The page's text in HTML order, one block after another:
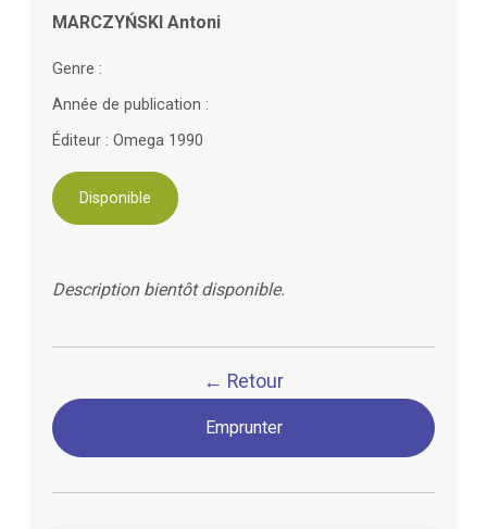
MARCZYŃSKI Antoni
Genre :
Année de publication :
Éditeur : Omega 1990
Disponible
Description bientôt disponible.
← Retour
Emprunter